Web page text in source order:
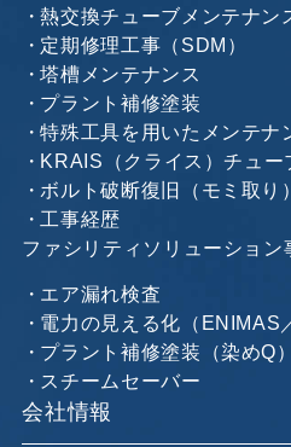
熱交換チューブメンテナン
定期修理工事（SDM）
塔槽メンテナンス
プラント補修塗装
特殊工具を用いたメンテナ
KRAIS（クライス）チュー
ボルト破断復旧（モミ取り）
工事経歴
ファシリティソリューション
エア漏れ検査
電力の見える化（ENIMAS
プラント補修塗装（染めQ）
スチームセーバー
会社情報